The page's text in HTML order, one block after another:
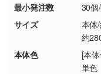
DIC・PANTONE
現物支給によ
・背景がある画
・お客様の元で
商品が破損した
・商品到着後7
・お客様のご都
品・色・数量な
最小発注数
30個
サイズ
本体
約
本体色
[本
単色